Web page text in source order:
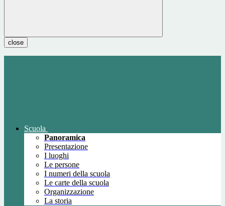
close
Scuola
Panoramica
Presentazione
I luoghi
Le persone
I numeri della scuola
Le carte della scuola
Organizzazione
La storia